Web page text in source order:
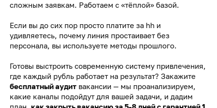
сложным заявкам. Работаем с «тёплой» базой.
Если вы до сих пор просто платите за hh и
удивляетесь, почему линия простаивает без
персонала, вы используете методы прошлого.
Готовы выстроить современную систему привлечения,
где каждый рубль работает на результат? Закажите
бесплатный аудит вакансии — мы проанализируем,
какие каналы подойдут для вашей задачи, и дадим